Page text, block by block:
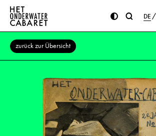
DE
zurück zur Übersicht